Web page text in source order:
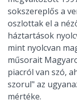
sokszereplős a
oszlottak el a
háztartások
mint nyolcvan
műsorait
piacról van szó,
szorul" az
mértéke.